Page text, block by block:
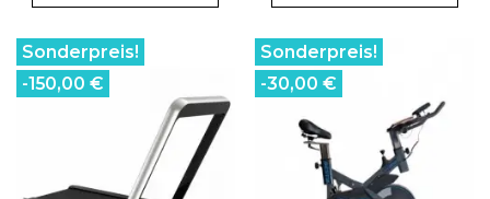
Sonderpreis!
-150,00 €
Sonderpreis!
-30,00 €